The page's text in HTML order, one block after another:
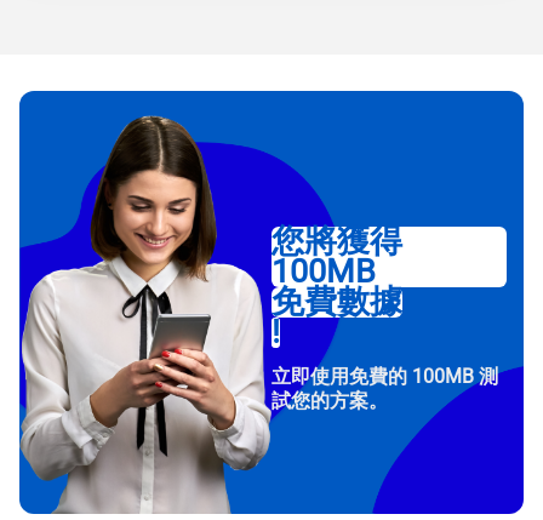
您將獲得
100MB
免費數據
!
立即使用免費的 100MB 測
試您的方案。